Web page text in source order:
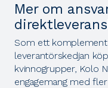
Mer om
Som ett
leverantörskedjan
kvinnogrupper, Kolo
engagemang med